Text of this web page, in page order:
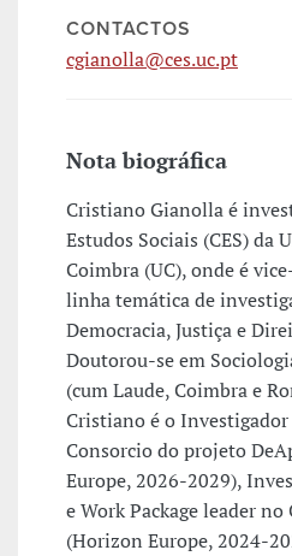
CONTACTOS
cgianolla@ces.uc.pt
Nota biográfica
Cristiano Gianolla é
Estudos Sociais (CES) da
Coimbra (UC), onde é
linha temática de
Democracia, Justiça e
Doutorou-se em
(cum Laude, Coimbra e
Cristiano é o
Consorcio do projeto
Europe, 2026-2029),
e Work Package leader no
(Horizon Europe, 2024-